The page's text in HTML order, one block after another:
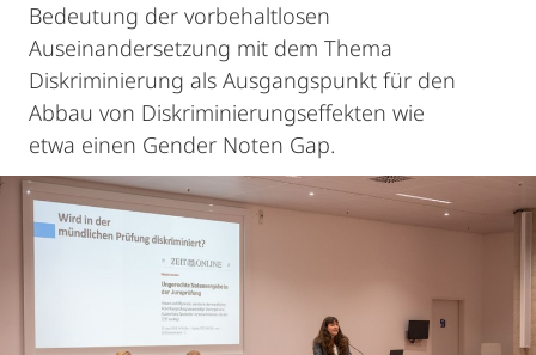
Bedeutung der vorbehaltlosen
Auseinandersetzung mit dem Thema
Diskriminierung als Ausgangspunkt für den
Abbau von Diskriminierungseffekten wie
etwa einen Gender Noten Gap.